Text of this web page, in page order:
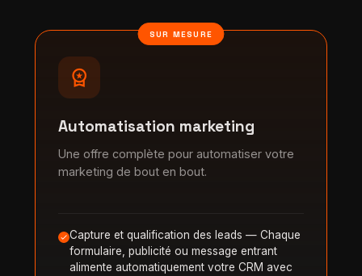
SUR MESURE
workspace_premium
Automatisation marketing
Une offre complète pour automatiser votre
marketing de bout en bout.
Capture et qualification des leads — Chaque
formulaire, publicité ou message entrant
alimente automatiquement votre CRM avec